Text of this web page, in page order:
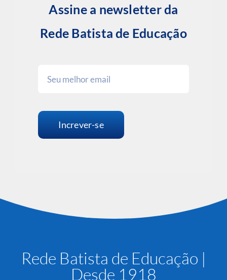
Assine a newsletter da
Rede Batista de Educação
Increver-se
Rede Batista de Educação |
Desde 1918